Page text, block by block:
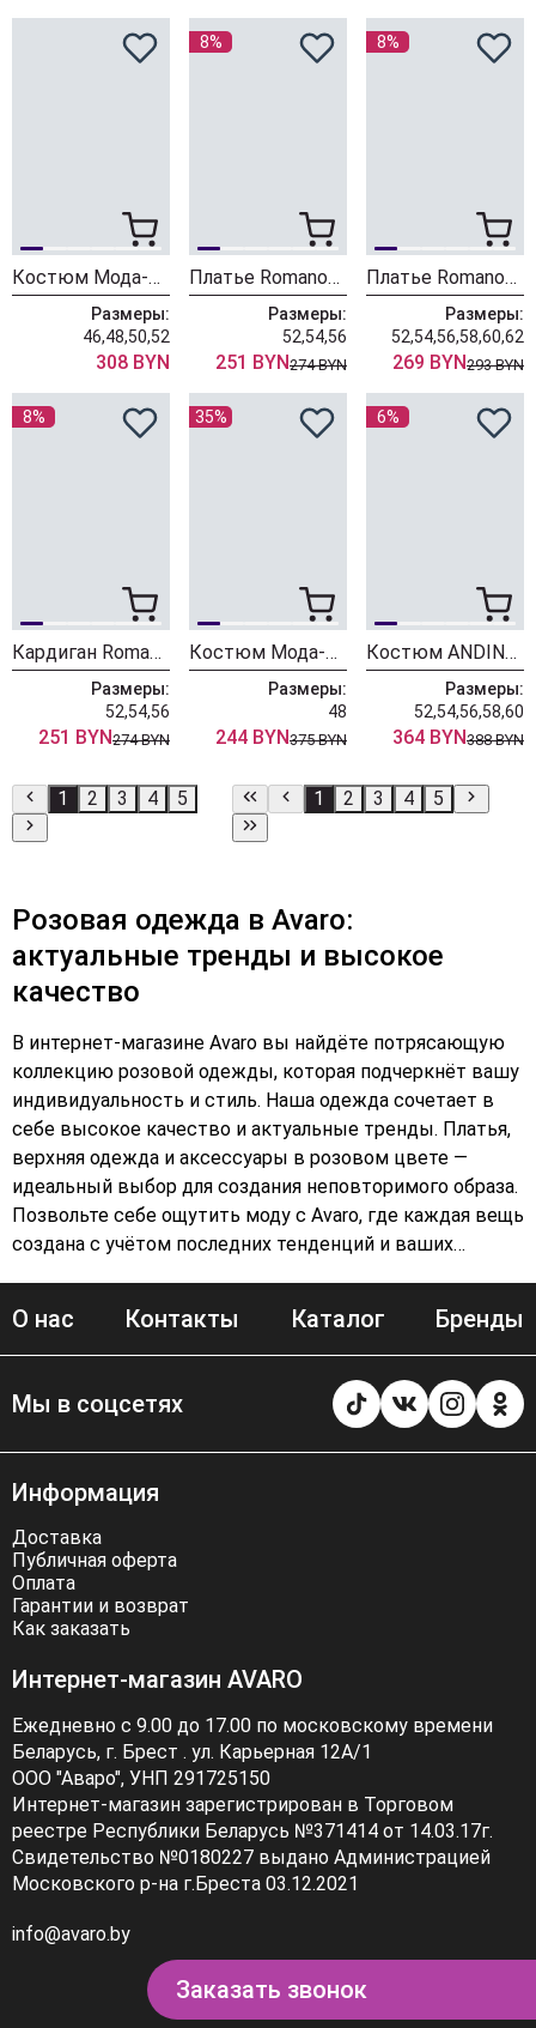
Костюм Мода-Юрс 26-2974 пудра
Размеры:
46,48,50,52
308 BYN
8%
Платье Romanovich Style 1-2825 пудровый
Размеры:
52,54,56
251 BYN274 BYN
8%
Платье Romanovich Style 1-2371 пудровый
Размеры:
52,54,56,58,60,62
269 BYN293 BYN
8%
Кардиган Romanovich Style 5-2940 персиковый
Размеры:
52,54,56
251 BYN274 BYN
35%
Костюм Мода-Юрс 26-2969 розовый
Размеры:
48
244 BYN375 BYN
6%
Костюм ANDINA CITY 9094-26 пыльная роза
Размеры:
52,54,56,58,60
364 BYN388 BYN
1 2 3 4 5 1 2 3 4 5
Розовая одежда в Avaro:
актуальные тренды и высокое
качество
В интернет-магазине Avaro вы найдёте потрясающую
коллекцию розовой одежды, которая подчеркнёт вашу
индивидуальность и стиль. Наша одежда сочетает в
себе высокое качество и актуальные тренды. Платья,
верхняя одежда и аксессуары в розовом цвете —
идеальный выбор для создания неповторимого образа.
Позвольте себе ощутить моду с Avaro, где каждая вещь
создана с учётом последних тенденций и ваших
выглядеть на все сто. Откройте для себя мир моды с
Avaro и найдите свой идеальный образ.
О нас Контакты Каталог Бренды
Мы в соцсетях
Информация
Доставка
Публичная оферта
Оплата
Гарантии и возврат
Как заказать
Интернет-магазин AVARO
Ежедневно с 9.00 до 17.00 по московскому времени
Беларусь, г. Брест . ул. Карьерная 12А/1
ООО "Аваро", УНП 291725150
Интернет-магазин зарегистрирован в Торговом
реестре Республики Беларусь №371414 от 14.03.17г.
Свидетельство №0180227 выдано Администрацией
Московского р-на г.Бреста 03.12.2021
info@avaro.by
Заказать звонок